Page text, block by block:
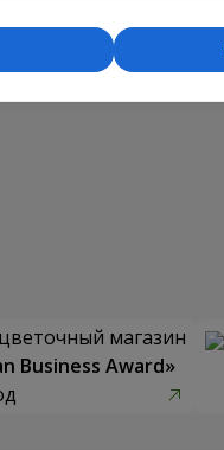
магазин
Business Award»